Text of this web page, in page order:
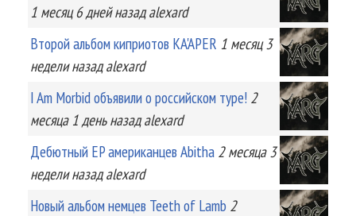
1 месяц 6 днейназад alexard
Второй альбом киприотов KA'APER 1 месяц 3
неделиназад alexard
I Am Morbid объявили о российском туре! 2
месяца 1 деньназад alexard
Дебютный EP американцев Abitha 2 месяца 3
неделиназад alexard
Новый альбом немцев Teeth of Lamb 2